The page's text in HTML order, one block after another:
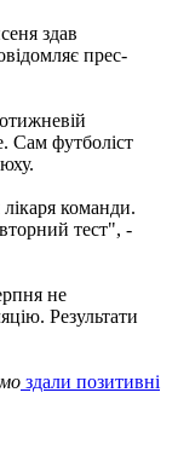
здав
прес-
Сам футболіст
команди.
тест", -
не
Результати
здали позитивні